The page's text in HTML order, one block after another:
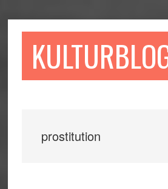
till
till
sidofältet
till
prostitution